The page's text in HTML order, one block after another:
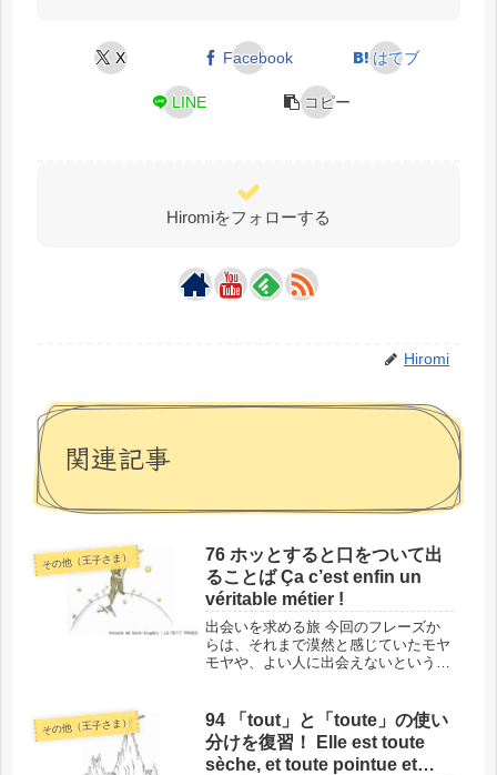
X Facebook はてブ
LINE コピー
Hiromiをフォローする
Hiromi
関連記事
その他（王子さま）
76 ホッとすると口をついて出
ることば Ça c’est enfin un
véritable métier !
出会いを求める旅 今回のフレーズか
らは、それまで漠然と感じていたモヤ
モヤや、よい人に出会えないというス
そ、王子さまの友だちになれる人なら
いいのですが…。このフレーズの場所
と背...
その他（王子さま）
94 「tout」と「toute」の使い
分けを復習！ Elle est toute
sèche, et toute pointue et